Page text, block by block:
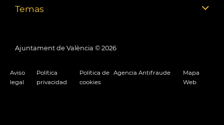
Temas
Ajuntament de València © 2026
Aviso
legal
Política
privacidad
Política de
cookies
Agencia Antifraude
Mapa
Web